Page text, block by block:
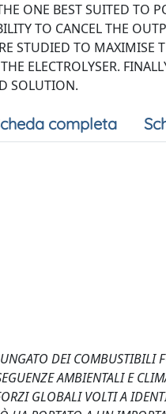
ONE BEST SUITED TO
TO CANCEL THE
STUDIED TO MAXIMISE
ELECTROLYSER.
SOLUTION.
completa
DEI COMBUSTIBILI
AMBIENTALI E
GLOBALI VOLTI A